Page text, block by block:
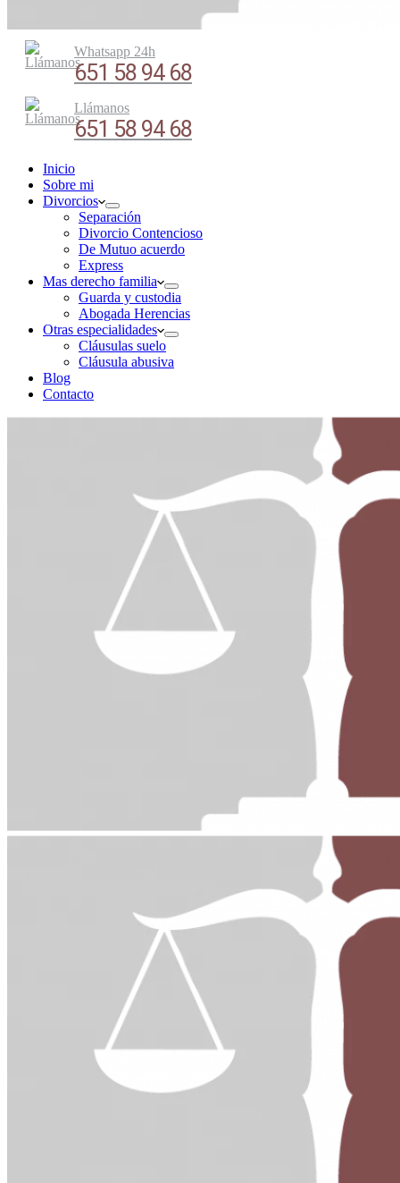
Whatsapp 24h
651 58 94 68
Llámanos
651 58 94 68
Inicio
Sobre mi
Divorcios
Separación
Divorcio Contencioso
De Mutuo acuerdo
Express
Mas derecho familia
Guarda y custodia
Abogada Herencias
Otras especialidades
Cláusulas suelo
Cláusula abusiva
Blog
Contacto